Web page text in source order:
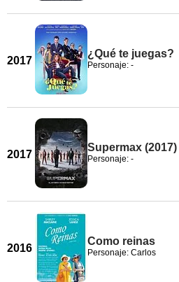
2017
¿Qué te juegas?
Personaje: -
2017
Supermax
Personaje: -
2016
Como reinas
Personaje: Carlos